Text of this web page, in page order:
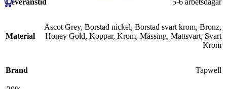
Leveranstid
5-6 arbetsdagar
Material
Ascot Grey, Borstad nickel, Borstad svart krom, Bronz,
Honey Gold, Koppar, Krom, Mässing, Mattsvart, Svart
Krom
Brand Tapwell